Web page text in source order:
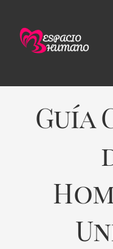
contenido
Guía